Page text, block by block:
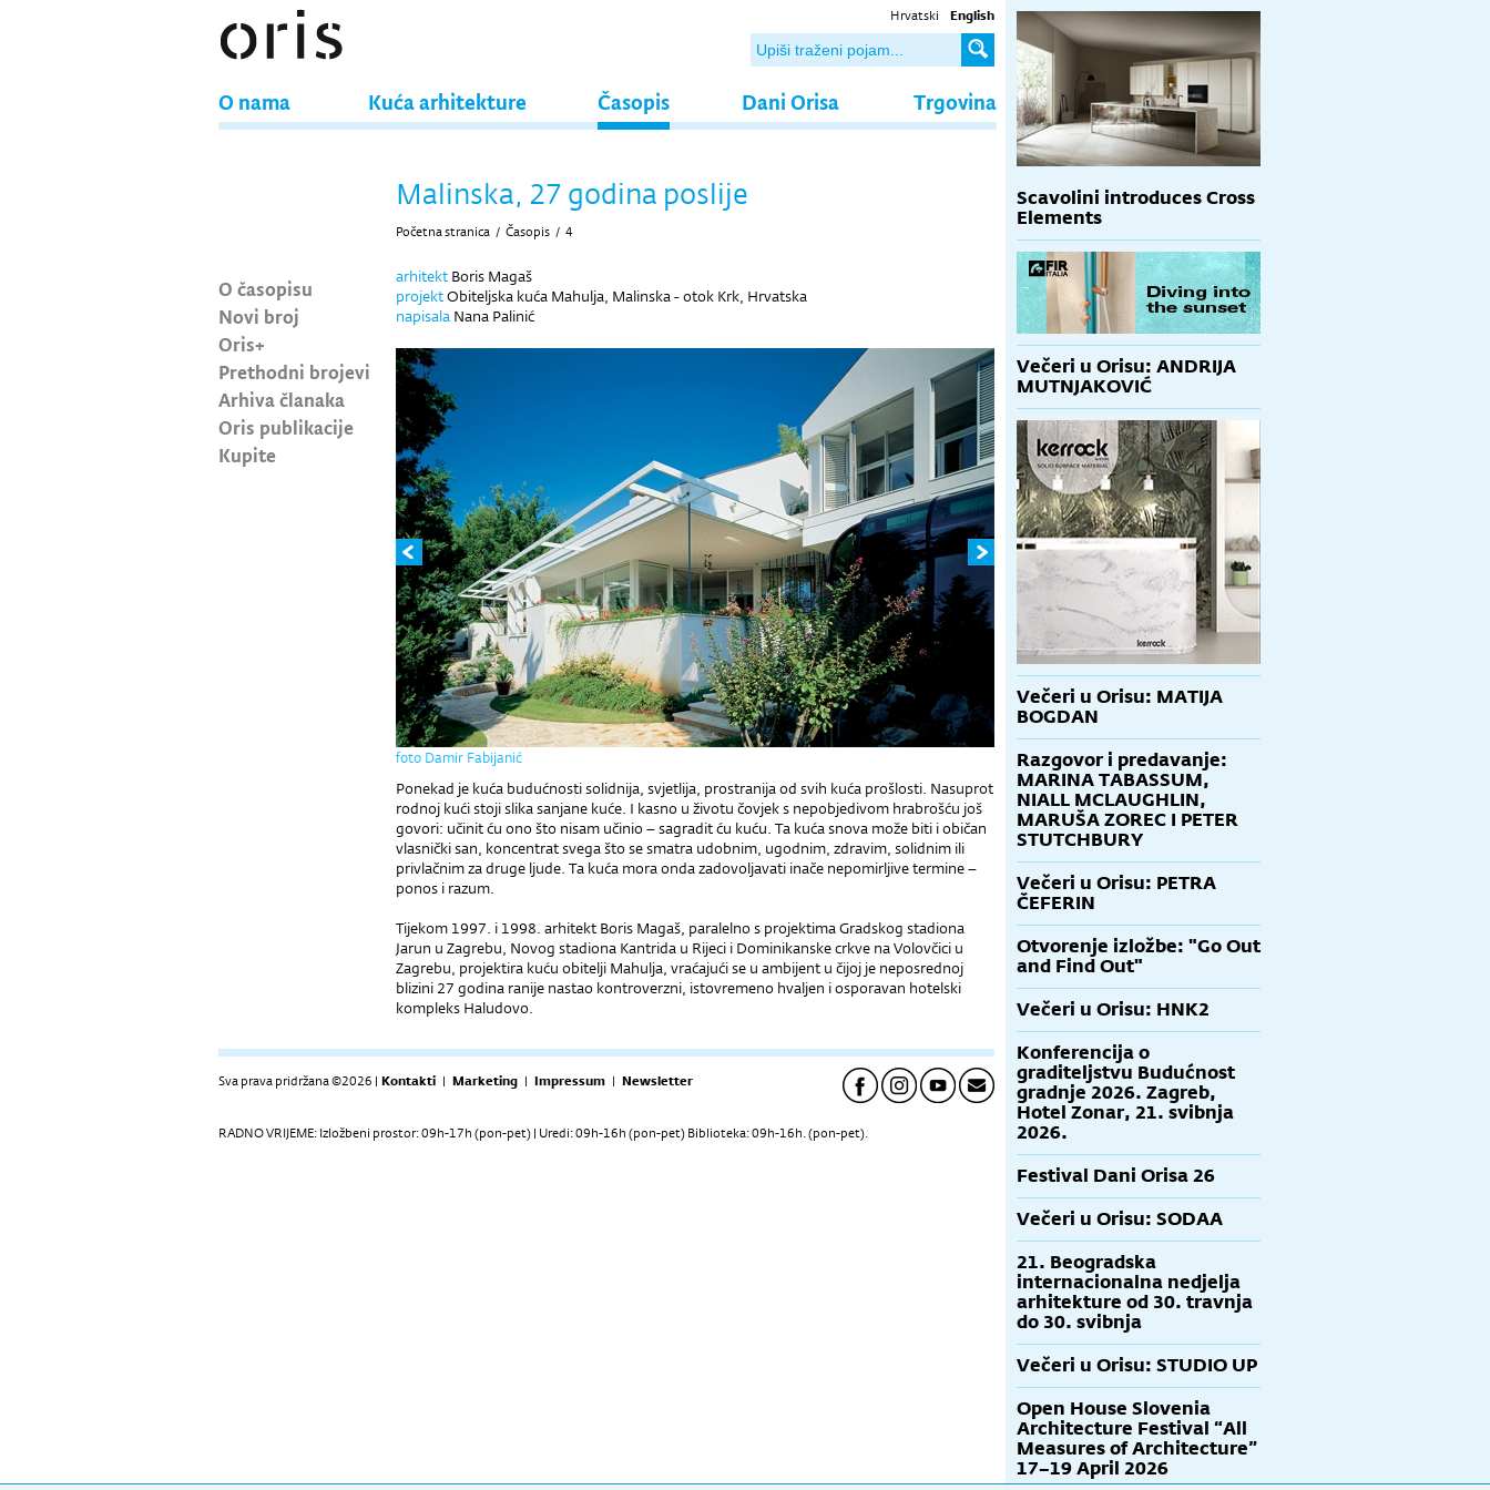
Hrvatski English
O nama Kuća arhitekture Časopis Dani Orisa Trgovina
O časopisu
Novi broj
Oris+
Prethodni brojevi
Arhiva članaka
Oris publikacije
Kupite
Malinska, 27 godina poslije
Početna stranica / Časopis / 4
arhitekt Boris Magaš
projektObiteljska kuća Mahulja, Malinska - otok Krk, Hrvatska
napisala Nana Palinić
foto Damir Fabijanić
Ponekad je kuća budućnosti solidnija, svjetlija, prostranija od svih kuća prošlosti. Nasuprot
rodnoj kući stoji slika sanjane kuće. I kasno u životu čovjek s nepobjedivom hrabrošću još
govori: učinit ću ono što nisam učinio – sagradit ću kuću. Ta kuća snova može biti i običan
vlasnički san, koncentrat svega što se smatra udobnim, ugodnim, zdravim, solidnim ili
privlačnim za druge ljude. Ta kuća mora onda zadovoljavati inače nepomirljive termine –
ponos i razum.
Tijekom 1997. i 1998. arhitekt Boris Magaš, paralelno s projektima Gradskog stadiona
Jarun u Zagrebu, Novog stadiona Kantrida u Rijeci i Dominikanske crkve na Volovčici u
Zagrebu, projektira kuću obitelji Mahulja, vraćajući se u ambijent u čijoj je neposrednoj
blizini 27 godina ranije nastao kontroverzni, istovremeno hvaljen i osporavan hotelski
kompleks Haludovo.
Sva prava pridržana ©2026 | Kontakti | Marketing | Impressum | Newsletter
RADNO VRIJEME: Izložbeni prostor: 09h-17h (pon-pet) | Uredi: 09h-16h (pon-pet) Biblioteka: 09h-16h. (pon-pet).
Scavolini introduces Cross
Elements
Večeri u Orisu: ANDRIJA
MUTNJAKOVIĆ
Večeri u Orisu: MATIJA
BOGDAN
Razgovor i predavanje:
MARINA TABASSUM,
NIALL MCLAUGHLIN,
MARUŠA ZOREC I PETER
STUTCHBURY
Večeri u Orisu: PETRA
ČEFERIN
Otvorenje izložbe: "Go Out
and Find Out"
Večeri u Orisu: HNK2
Konferencija o
graditeljstvu Budućnost
gradnje 2026. Zagreb,
Hotel Zonar, 21. svibnja
2026.
Festival Dani Orisa 26
Večeri u Orisu: SODAA
21. Beogradska
internacionalna nedjelja
arhitekture od 30. travnja
do 30. svibnja
Večeri u Orisu: STUDIO UP
Open House Slovenia
Architecture Festival “All
Measures of Architecture”
17–19 April 2026